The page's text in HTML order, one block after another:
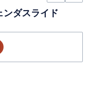
ンダスライド